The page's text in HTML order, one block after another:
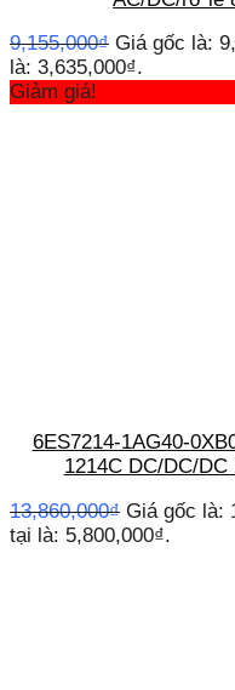
9,155,000₫ Giá gốc là:
là: 3,635,000₫.
Giảm giá!
6ES7214-1AG40-
1214C DC/DC/
13,860,000₫ Giá gốc là:
tại là: 5,800,000₫.